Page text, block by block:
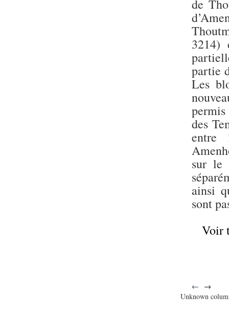
de
3214)
partie
Les
des
entre
sur le
ainsi
sont
Voir
←
→
Unknown